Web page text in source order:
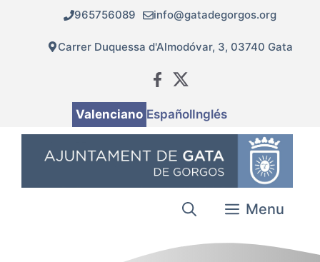
contingut
965756089 info@gatadegorgos.org
Carrer Duquessa d'Almodóvar, 3, 03740 Gata
Valenciano EspañolInglés
Menu